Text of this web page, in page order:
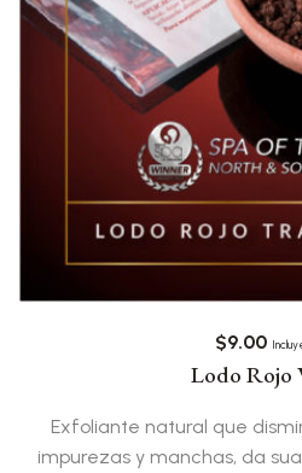
$9.00
Lodo Rojo
Exfoliante natural que
impurezas y manchas, da